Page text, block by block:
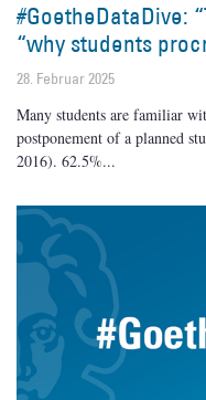
#GoetheDataDive:
“why students
28. Februar 2025
Many students are familiar
postponement of a planned
2016). 62.5%